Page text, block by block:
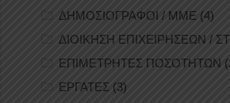
ΔΗΜΟΣΙΟΓΡΑΦΟΙ / ΜΜΕ (4)
ΔΙΟΙΚΗΣΗ ΕΠΙΧΕΙΡΗΣΕΩΝ /
ΕΠΙΜΕΤΡΗΤΕΣ ΠΟΣΟΤΗΤΩΝ
ΕΡΓΑΤΕΣ (3)